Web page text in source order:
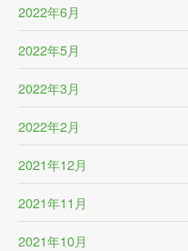
2022年6月
2022年5月
2022年3月
2022年2月
2021年12月
2021年11月
2021年10月